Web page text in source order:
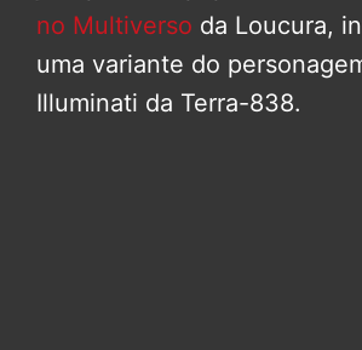
no Multiverso da Loucura,
uma variante do
Illuminati da Terra-838.